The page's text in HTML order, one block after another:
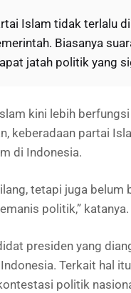
Islam tidak terlalu
Biasanya
jatah politik yang
kini lebih
keberadaan partai
di Indonesia.
tetapi juga
politik,” katanya.
presiden yang
Terkait hal
politik